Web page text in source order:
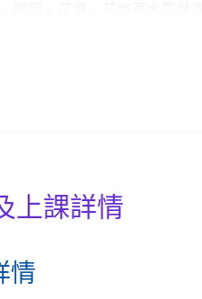
藝術館、北京恭王府等作展覽
間
上課詳情
情